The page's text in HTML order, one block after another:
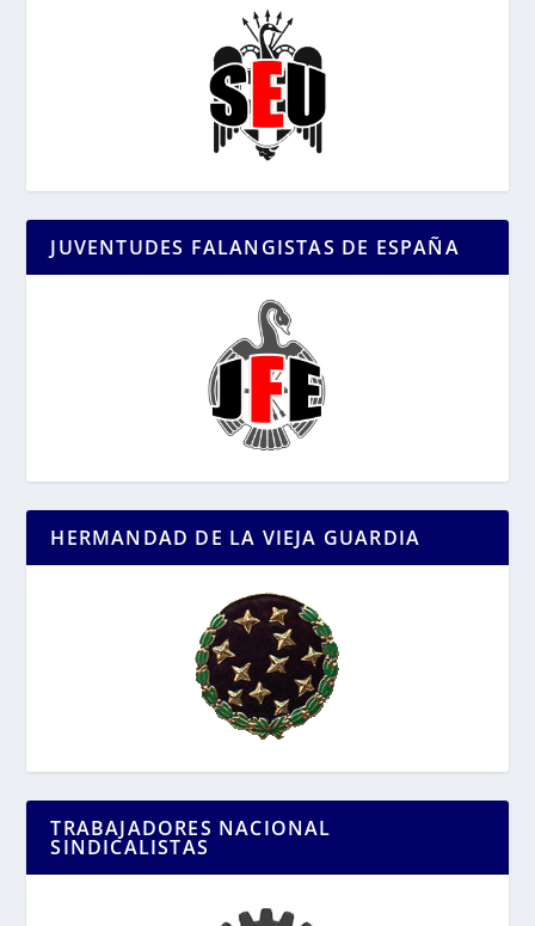
JUVENTUDES FALANGISTAS DE ESPAÑA
HERMANDAD DE LA VIEJA GUARDIA
TRABAJADORES NACIONAL
SINDICALISTAS